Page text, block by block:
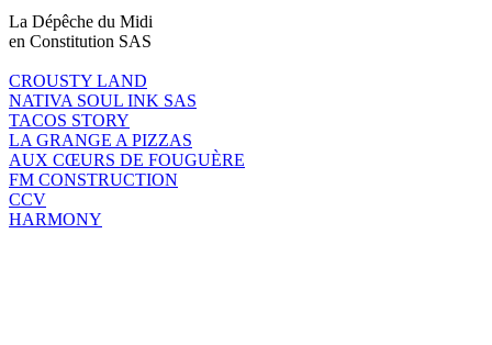
La Dépêche du Midi
en Constitution SAS
CROUSTY LAND
NATIVA SOUL INK SAS
TACOS STORY
LA GRANGE A PIZZAS
AUX CŒURS DE FOUGUÈRE
FM CONSTRUCTION
CCV
HARMONY